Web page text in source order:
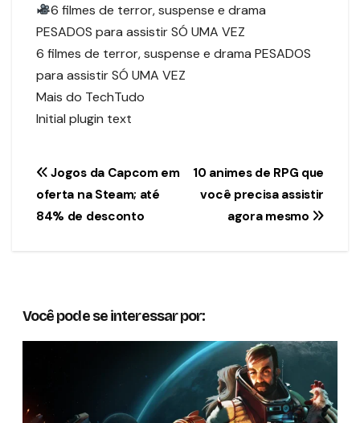
6 filmes de terror, suspense e drama
PESADOS para assistir SÓ UMA VEZ
6 filmes de terror, suspense e drama PESADOS
para assistir SÓ UMA VEZ
Mais do TechTudo
Initial plugin text
Navegação
de
10 animes de RPG que
você precisa assistir
agora mesmo
Jogos da Capcom em
oferta na Steam; até
84% de desconto
Você pode se interessar por: